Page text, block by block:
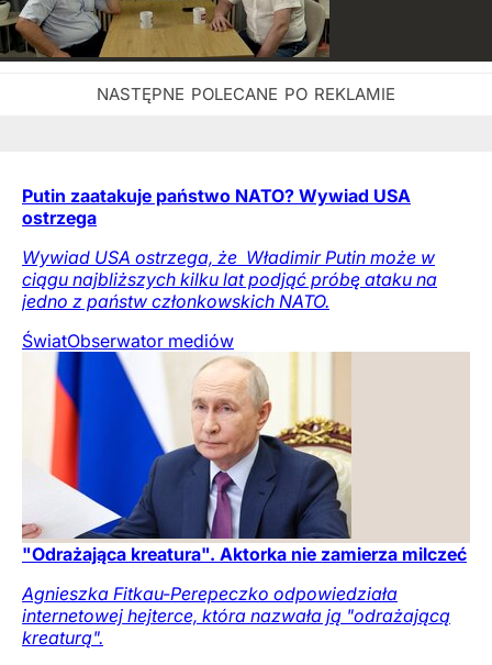
Putin zaatakuje państwo NATO? Wywiad USA
ostrzega
Wywiad USA ostrzega, że ​ Władimir Putin może w
ciągu najbliższych kilku lat podjąć próbę ataku na
jedno z państw członkowskich NATO.
ŚwiatObserwator mediów
"Odrażająca kreatura". Aktorka nie zamierza milczeć
Agnieszka Fitkau-Perepeczko odpowiedziała
internetowej hejterce, która nazwała ją "odrażającą
kreaturą".